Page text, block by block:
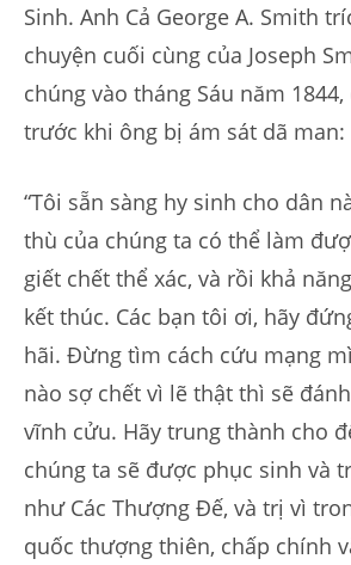
Sinh. Anh Cả George A. Smith
chuyện cuối cùng của Joseph
chúng vào tháng Sáu năm
trước khi ông bị ám sát dã man:
“Tôi sẵn sàng hy sinh cho dân
thù của chúng ta có thể làm
giết chết thể xác, và rồi khả
kết thúc. Các bạn tôi ơi, hãy
hãi. Đừng tìm cách cứu mạng
nào sợ chết vì lẽ thật thì sẽ
vĩnh cửu. Hãy trung thành cho
chúng ta sẽ được phục sinh và
như Các Thượng Đế, và trị vì
quốc thượng thiên, chấp chính